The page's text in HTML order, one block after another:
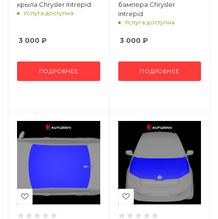
крыла Chrysler Intrepid
Услуга доступна
3 000 ₽
ПОДРОБНЕЕ
бампера Chrysler
Intrepid
Услуга доступна
3 000₽
ПОДРОБНЕЕ